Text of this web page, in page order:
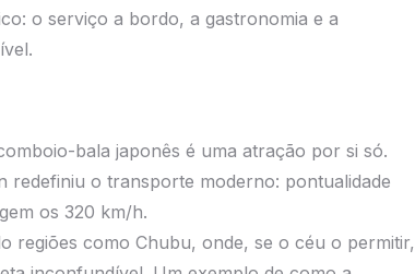
o serviço a bordo, a gastronomia e a
bala japonês é uma atração por si só.
redefiniu o transporte moderno: pontualidade
os 320 km/h.
regiões como Chubu, onde, se o céu o permitir,